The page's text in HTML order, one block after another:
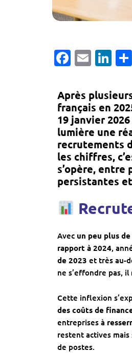
Email
Après
français en
19 janvier
lumière une
recrutements
les chiffres,
s’opère,
persistantes
Avec un peu plus
rapport à 2024,
de 2023 et très au-
ne s’effondre pas, il
Cette inflexion
des coûts de
entreprises à
restent actives
de postes.